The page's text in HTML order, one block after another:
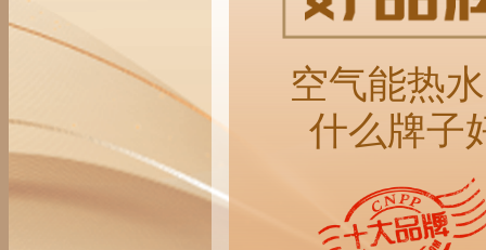
空气能热
什么牌子